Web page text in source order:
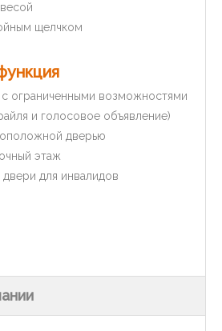
щелчком
ограниченными возможностями
и голосовое объявление)
дверью
этаж
для инвалидов